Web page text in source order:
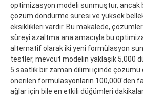
optimizasyon modeli sunmuştur, ancak
çözüm döndürme süresi ve yüksek bellek
eksiklikleri vardır. Bu makalede,
süreyi azaltma ana amacıyla bu
alternatif olarak iki yeni formülasyon
testler, mevcut modelin yaklaşık 5,000
5 saatlik bir zaman dilimi içinde çözümü
önerilen formülasyonların 100,000'den
ağlar için bile en etkili düğümleri